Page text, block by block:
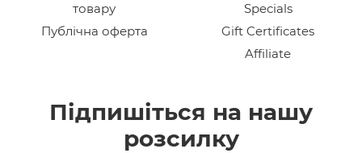
товару
Публічна оферта
Specials
Gift Certificates
Affiliate
Підпишіться на нашу
розсилку